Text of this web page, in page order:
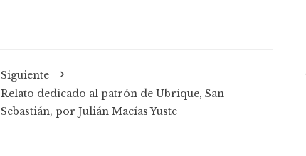
Siguiente
Relato dedicado al patrón de Ubrique, San
Sebastián, por Julián Macías Yuste